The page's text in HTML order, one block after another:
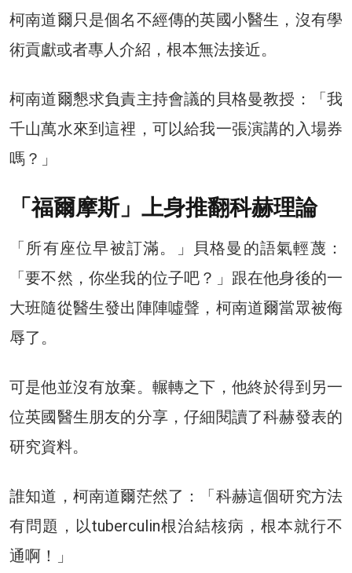
柯南道爾只是個名不經傳的英國小醫生，沒有學
術貢獻或者專人介紹，根本無法接近。
柯南道爾懇求負責主持會議的貝格曼教授：「我
千山萬水來到這裡，可以給我一張演講的入場券
嗎？」
「福爾摩斯」上身推翻科赫理論
「所有座位早被訂滿。」貝格曼的語氣輕蔑：
「要不然，你坐我的位子吧？」跟在他身後的一
大班隨從醫生發出陣陣噓聲，柯南道爾當眾被侮
辱了。
可是他並沒有放棄。輾轉之下，他終於得到另一
位英國醫生朋友的分享，仔細閱讀了科赫發表的
研究資料。
誰知道，柯南道爾茫然了：「科赫這個研究方法
有問題，以tuberculin根治結核病，根本就行不
通啊！」